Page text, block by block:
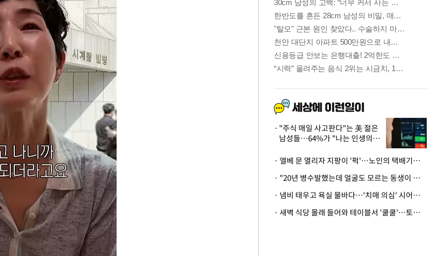
"주식 매일 사고판다"는 美 젊은
남성들…64%가 "나는 인생의
· 엘베 문 열리자 지팡이 '퍽'…노인의 택배기사 폭행 이유
· "20년 병수발했는데 얼굴도 모르는 동생이 유산 절반을"…배다른 형제 상속권 있을까
· 냄비 태우고 욕실 물바다…'치매 의심' 시어머니 검사 권유했다가 '날벼락'
· 새벽 식당 몰래 들어와 테이블서 '쿨쿨'…토사물 남기고 사라진 남성